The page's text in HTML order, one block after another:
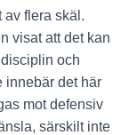
av flera skäl.
visat att det kan
och
innebär det här
mot defensiv
särskilt inte